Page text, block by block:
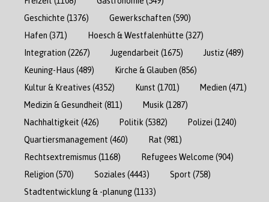
Geschichte (1376) Gewerkschaften (590)
Hafen (371) Hoesch & Westfalenhütte (327)
Integration (2267) Jugendarbeit (1675) Justiz(489)
Keuning-Haus (489) Kirche & Glauben (856)
Kultur & Kreatives (4352) Kunst (1701) Medien (471)
Medizin & Gesundheit (811) Musik (1287)
Nachhaltigkeit (426) Politik (5382) Polizei (1240)
Quartiersmanagement (460) Rat (981)
Rechtsextremismus (1168) Refugees Welcome (904)
Religion (570) Soziales (4443) Sport (758)
Stadtentwicklung & -planung(1133)